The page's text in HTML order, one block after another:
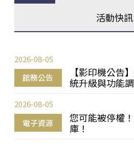
活動快訊
館務公告
【影印機公告
統升級與功能
2026-08-05
電子資源
您可能被停權
庫！
2026-08-05